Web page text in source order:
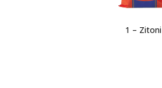
1 – Zitoni